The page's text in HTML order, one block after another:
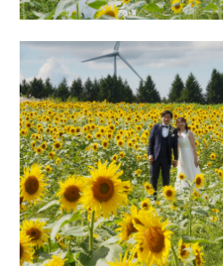
〒963-8041
福島県郡山市富田町権現林9−１
Tel.0120-05-7536
Time.10:30 - 18:00（年中無休）
お問い合わせ